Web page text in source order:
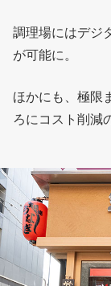
調理場にはデジ
が可能に。
ほかにも、極限
ろにコスト削減